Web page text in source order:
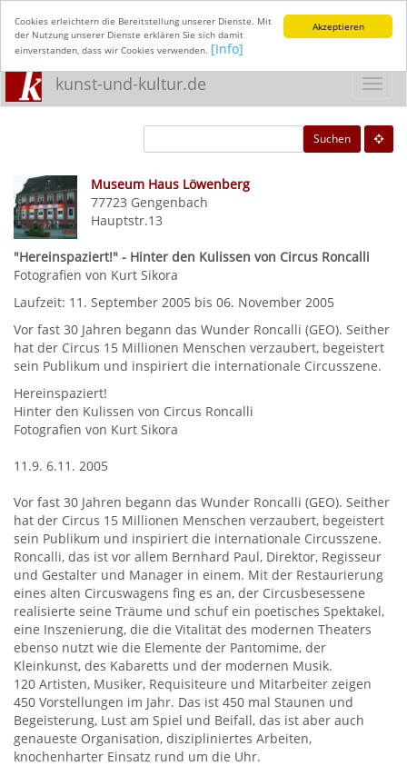
Akzeptieren
Cookies erleichtern die Bereitstellung unserer Dienste. Mit
der Nutzung unserer Dienste erklären Sie sich damit
einverstanden, dass wir Cookies verwenden. [Info]
kunst-und-kultur.de
Suchen
Museum Haus Löwenberg
77723 Gengenbach
Hauptstr.13
"Hereinspaziert!" - Hinter den Kulissen von Circus Roncalli
Fotografien von Kurt Sikora
Laufzeit: 11. September 2005 bis 06. November 2005
Vor fast 30 Jahren begann das Wunder Roncalli (GEO). Seither
hat der Circus 15 Millionen Menschen verzaubert, begeistert
sein Publikum und inspiriert die internationale Circusszene.
Hereinspaziert!
Hinter den Kulissen von Circus Roncalli
Fotografien von Kurt Sikora
11.9. 6.11. 2005
Vor fast 30 Jahren begann das Wunder Roncalli (GEO). Seither
hat der Circus 15 Millionen Menschen verzaubert, begeistert
sein Publikum und inspiriert die internationale Circusszene.
Roncalli, das ist vor allem Bernhard Paul, Direktor, Regisseur
und Gestalter und Manager in einem. Mit der Restaurierung
eines alten Circuswagens fing es an, der Circusbesessene
realisierte seine Träume und schuf ein poetisches Spektakel,
eine Inszenierung, die die Vitalität des modernen Theaters
ebenso nutzt wie die Elemente der Pantomime, der
Kleinkunst, des Kabaretts und der modernen Musik.
120 Artisten, Musiker, Requisiteure und Mitarbeiter zeigen
450 Vorstellungen im Jahr. Das ist 450 mal Staunen und
Begeisterung, Lust am Spiel und Beifall, das ist aber auch
genaueste Organisation, diszipliniertes Arbeiten,
knochenharter Einsatz rund um die Uhr.